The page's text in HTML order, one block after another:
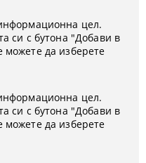
цел.
си с бутона "Добави в
да изберете
цел.
си с бутона "Добави в
да изберете